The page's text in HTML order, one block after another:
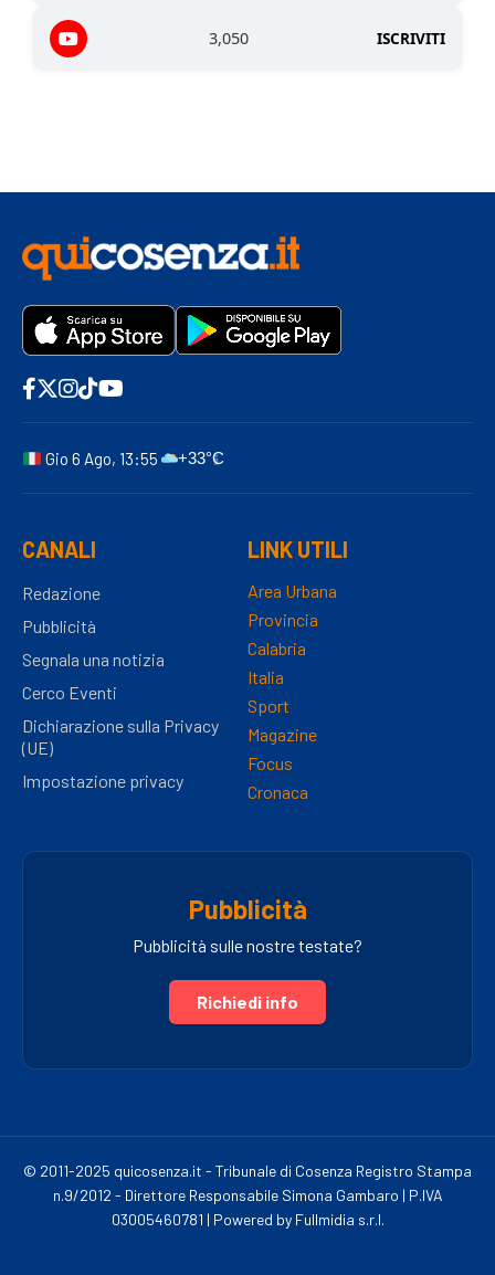
3,050 ISCRIVITI
Gio 6 Ago, 13:55 +33°C
CANALI
Redazione
Pubblicità
Segnala una notizia
Cerco Eventi
Dichiarazione sulla Privacy
(UE)
Impostazione privacy
LINK UTILI
Area Urbana
Provincia
Calabria
Italia
Sport
Magazine
Focus
Cronaca
Pubblicità
Pubblicità sulle nostre testate?
Richiedi info
© 2011-2025 quicosenza.it - Tribunale di Cosenza Registro Stampa
n.9/2012 - Direttore Responsabile Simona Gambaro | P.IVA
03005460781 | Powered by Fullmidia s.r.l.